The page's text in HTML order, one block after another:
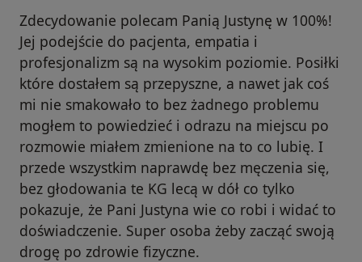
Zdecydowanie polecam Panią Justynę w 100%!
Jej podejście do pacjenta, empatia i
profesjonalizm są na wysokim poziomie. Posiłki
które dostałem są przepyszne, a nawet jak coś
mi nie smakowało to bez żadnego problemu
mogłem to powiedzieć i odrazu na miejscu po
rozmowie miałem zmienione na to co lubię. I
przede wszystkim naprawdę bez męczenia się,
bez głodowania te KG lecą w dół co tylko
pokazuje, że Pani Justyna wie co robi i widać to
doświadczenie. Super osoba żeby zacząć swoją
drogę po zdrowie fizyczne.